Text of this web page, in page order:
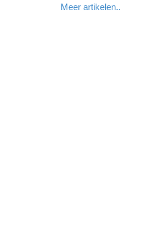
Meer artikelen..